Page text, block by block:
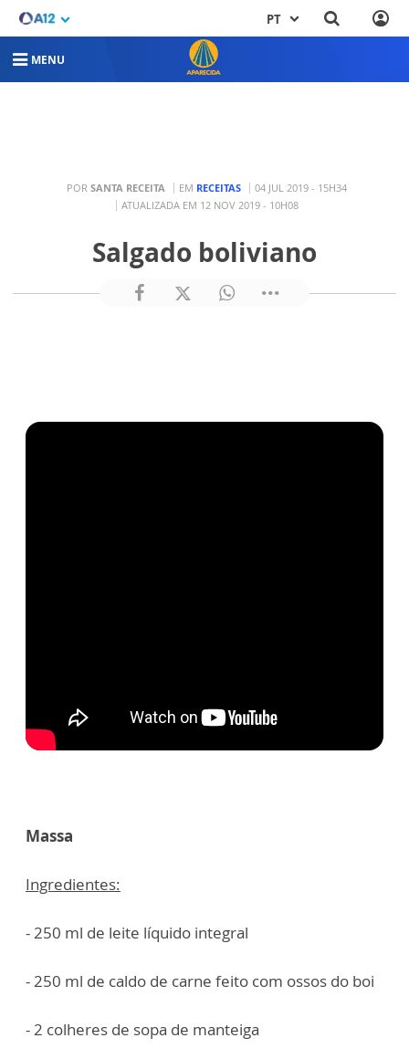
PT
MENU
POR SANTA RECEITA EM RECEITAS
04 JUL 2019 - 15H34
ATUALIZADA EM 12 NOV 2019 - 10H08
Salgado boliviano
Massa
Ingredientes:
- 250 ml de leite líquido integral
- 250 ml de caldo de carne feito com ossos do boi
- 2 colheres de sopa de manteiga